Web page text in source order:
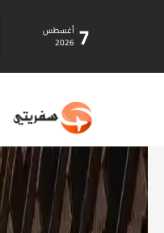
7 أغسطس
2026